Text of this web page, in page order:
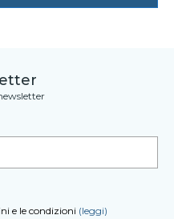
e le condizioni (leggi)